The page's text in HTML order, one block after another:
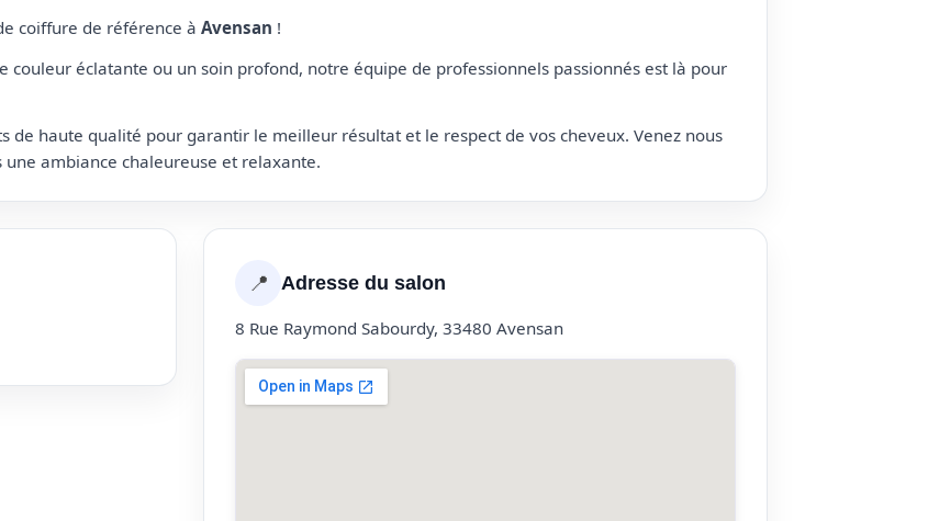
coiffure de référence à Avensan !
couleur éclatante ou un soin profond, notre équipe de professionnels passionnés est là pour
de haute qualité pour garantir le meilleur résultat et le respect de vos cheveux. Venez nous
ambiance chaleureuse et relaxante.
📍 Adresse du salon
8 Rue Raymond Sabourdy, 33480 Avensan